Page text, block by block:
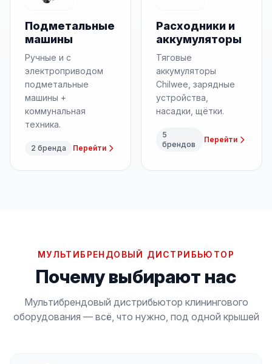
Подметальные
машины
Ручные и с
электроприводом
подметальные
машины +
коммунальная
техника.
2 бренда Перейти
Расходники и
аккумуляторы
Тяговые
аккумуляторы
Chilwee, зарядные
устройства,
насадки, щётки.
5
брендов
Перейти
МУЛЬТИБРЕНДОВЫЙ ДИСТРИБЬЮТОР
Почему выбирают нас
Мультибрендовый дистрибьютор клинингового
оборудования — всё, что нужно, под одной крышей